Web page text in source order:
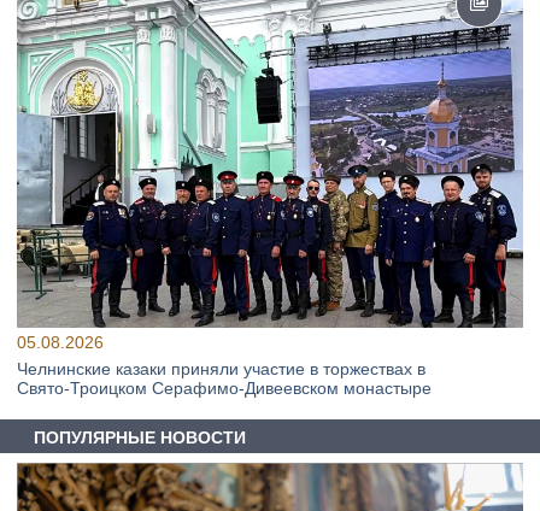
05.08.2026
Челнинские казаки приняли участие в торжествах в
Свято‑Троицком Серафимо‑Дивеевском монастыре
ПОПУЛЯРНЫЕ НОВОСТИ